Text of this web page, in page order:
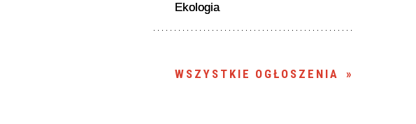
Ekologia
WSZYSTKIE OGŁOSZENIA